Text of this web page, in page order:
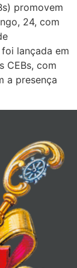
promovem
24, com
lançada em
CEBs, com
a presença